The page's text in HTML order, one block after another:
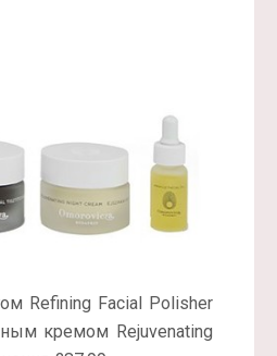
Refining Facial Polisher
кремом Rejuvenating